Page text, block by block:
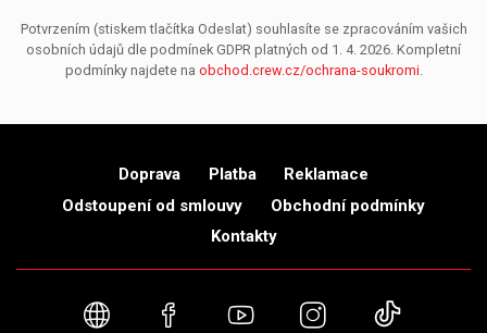
Potvrzením (stiskem tlačítka Odeslat) souhlasíte se zpracováním vašich
osobních údajů dle podmínek GDPR platných od 1. 4. 2026. Kompletní
podmínky najdete na obchod.crew.cz/ochrana-soukromi.
Doprava Platba
Reklamace
Odstoupení od smlouvy
Obchodní podmínky
Kontakty
Webové stránky
FacebookYouTubeInstagram